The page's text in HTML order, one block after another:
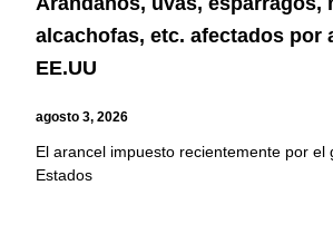
alcachofas, etc. afectados por
EE.UU
agosto 3, 2026
El arancel impuesto recientemente por el
Estados